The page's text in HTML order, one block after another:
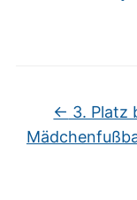
← 3. Platz